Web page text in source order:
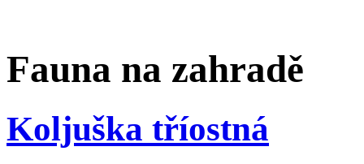
Fauna na zahradě
Koljuška tříostná